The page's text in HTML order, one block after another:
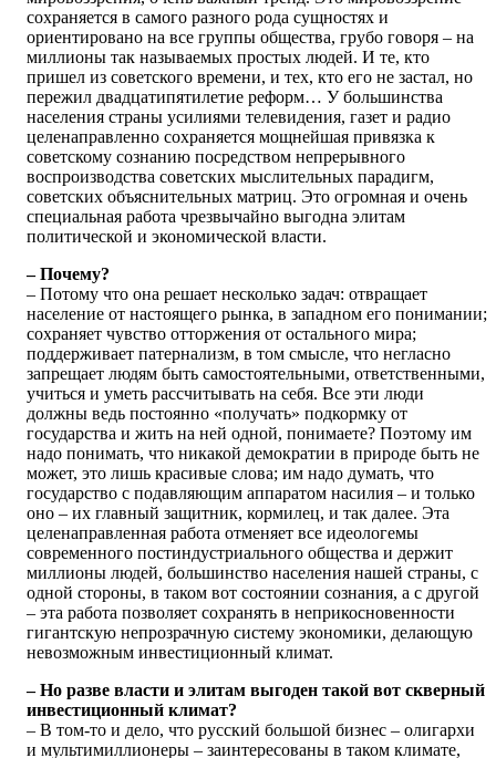
сохраняется в самого разного рода сущностях и
ориентировано на все группы общества, грубо говоря – на
миллионы так называемых простых людей. И те, кто
пришел из советского времени, и тех, кто его не застал, но
пережил двадцатипятилетие реформ… У большинства
населения страны усилиями телевидения, газет и радио
целенаправленно сохраняется мощнейшая привязка к
советскому сознанию посредством непрерывного
воспроизводства советских мыслительных парадигм,
советских объяснительных матриц. Это огромная и очень
специальная работа чрезвычайно выгодна элитам
политической и экономической власти.
– Почему?
– Потому что она решает несколько задач: отвращает
население от настоящего рынка, в западном его понимании;
сохраняет чувство отторжения от остального мира;
поддерживает патернализм, в том смысле, что негласно
запрещает людям быть самостоятельными, ответственными,
учиться и уметь рассчитывать на себя. Все эти люди
должны ведь постоянно «получать» подкормку от
государства и жить на ней одной, понимаете? Поэтому им
надо понимать, что никакой демократии в природе быть не
может, это лишь красивые слова; им надо думать, что
государство с подавляющим аппаратом насилия – и только
оно – их главный защитник, кормилец, и так далее. Эта
целенаправленная работа отменяет все идеологемы
современного постиндустриального общества и держит
миллионы людей, большинство населения нашей страны, с
одной стороны, в таком вот состоянии сознания, а с другой
– эта работа позволяет сохранять в неприкосновенности
гигантскую непрозрачную систему экономики, делающую
невозможным инвестиционный климат.
– Но разве власти и элитам выгоден такой вот скверный
инвестиционный климат?
– В том-то и дело, что русский большой бизнес – олигархи
и мультимиллионеры – заинтересованы в таком климате,